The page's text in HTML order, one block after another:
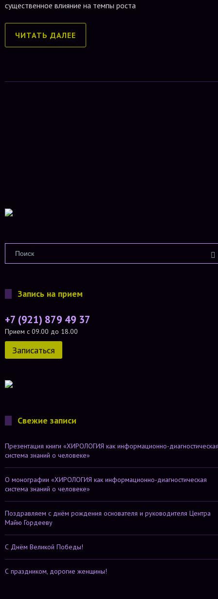
существенное влияние на темпы роста
ЧИТАТЬ ДАЛЕЕ
Запись на прием
+7 (921) 879 49 37
Прием с 09.00 до 18.00
Записаться
Свежие записи
Презентация книги «ХИРОЛОГИЯ как информационно-
система знаний о человеке»
О монографии «ХИРОЛОГИЯ как информационно-диагностическая
система знаний о человеке»
Поздравляем с днём рождения основателя и руководителя Центра
Майю Гордееву
С Днём Великой Победы!
С праздником, дорогие женщины!